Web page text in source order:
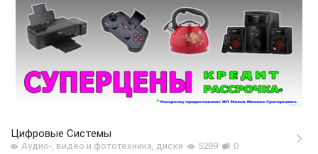
Цифровые Системы
Аудио-, видео и фототехника, диски 5289 0